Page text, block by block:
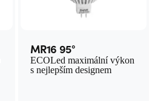
MR16 95°
ECOLed maximální výkon
s nejlepším designem